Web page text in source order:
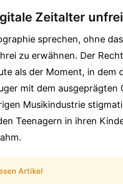
Zeitalter
sprechen, ohne
zu erwähnen. Der
als der Moment, in dem
mit dem ausgeprägten
Musikindustrie
Teenagern in ihren
Artikel